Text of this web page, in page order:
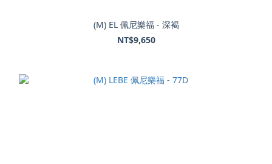
(M) EL 佩尼樂福 - 深褐
NT$9,650